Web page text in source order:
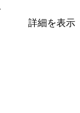
詳細を表示